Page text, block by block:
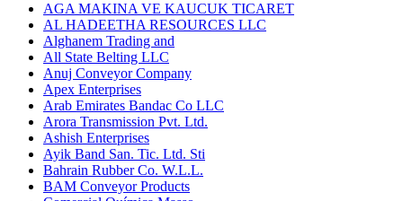
AGA MAKINA VE KAUCUK TICARET
AL HADEETHA RESOURCES LLC
Alghanem Trading and
All State Belting LLC
Anuj Conveyor Company
Apex Enterprises
Arab Emirates Bandac Co LLC
Arora Transmission Pvt. Ltd.
Ashish Enterprises
Ayik Band San. Tic. Ltd. Sti
Bahrain Rubber Co. W.L.L.
BAM Conveyor Products